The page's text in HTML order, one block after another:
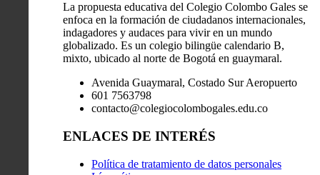
La propuesta educativa del Colegio Colombo Gales se
enfoca en la formación de ciudadanos internacionales,
indagadores y audaces para vivir en un mundo
globalizado. Es un colegio bilingüe calendario B,
mixto, ubicado al norte de Bogotá en guaymaral.
Avenida Guaymaral, Costado Sur Aeropuerto
601 7563798
contacto@colegiocolombogales.edu.co
ENLACES DE INTERÉS
Política de tratamiento de datos personales